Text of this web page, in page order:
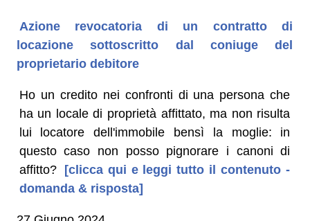
Azione revocatoria di un contratto di
locazione sottoscritto dal coniuge del
proprietario debitore
Ho un credito nei confronti di una persona che
ha un locale di proprietà affittato, ma non risulta
lui locatore dell'immobile bensì la moglie: in
questo caso non posso pignorare i canoni di
affitto?
[clicca qui e leggi tutto il contenuto -
domanda & risposta]